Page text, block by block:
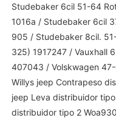
Studebaker 6cil 51-64
1016a / Studebaker 6cil
905 / Studebaker 8cil.
325) 1917247 / Vauxhall
407043 / Volskwagen
Willys jeep Contrapeso
jeep Leva distribuidor
distribuidor tipo 2